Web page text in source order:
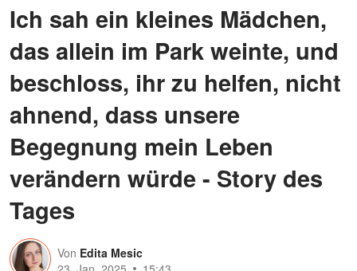
Ich sah ein kleines Mädchen,
das allein im Park weinte, und
beschloss, ihr zu helfen, nicht
ahnend, dass unsere
Begegnung mein Leben
verändern würde - Story des
Tages
Von Edita Mesic